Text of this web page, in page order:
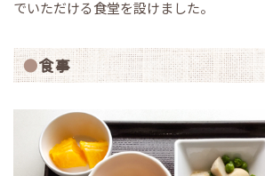
でいただける食堂を設けました。
食事